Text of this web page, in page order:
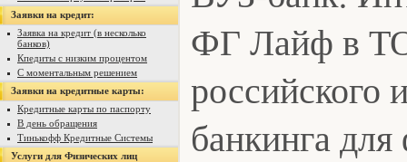
Заявки на кредит:
Заявка на кредит (в несколько
банков)
Кпедиты с низким процентом
С моментальным решением
Заявки на кредитные карты:
Кредитные карты по паспорту
В день обращения
Тинькофф Кредитные Системы
Услуги для Физических лиц
ФГ Лайф в
российского
банкинга